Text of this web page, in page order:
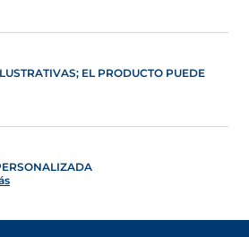
EL PRODUCTO PUEDE